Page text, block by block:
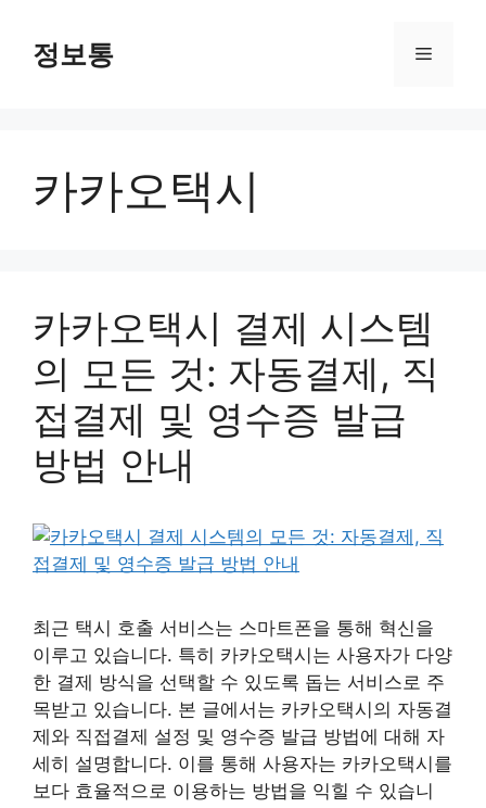
content정보통 Menu
카카오택시
카카오택시 결제 시스템
의 모든 것: 자동결제, 직
접결제 및 영수증 발급
방법 안내
최근 택시 호출 서비스는 스마트폰을 통해 혁신을
이루고 있습니다. 특히 카카오택시는 사용자가 다양
한 결제 방식을 선택할 수 있도록 돕는 서비스로 주
목받고 있습니다. 본 글에서는 카카오택시의 자동결
제와 직접결제 설정 및 영수증 발급 방법에 대해 자
세히 설명합니다. 이를 통해 사용자는 카카오택시를
보다 효율적으로 이용하는 방법을 익힐 수 있습니